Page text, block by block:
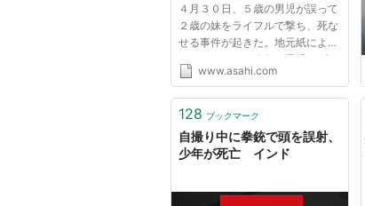
４月３０日、５歳の男児が誤って
２歳の妹をライフルで撃ち、死な
せる事件が起きた。地元紙による
と、ライフルは昨年、男児にプレ
ゼントされたものという。 米
に小学生も銃を持つことが珍しく
www.asahi.com
128 ブックマーク
自撮り中に拳銃で頭を誤射、
少年が死亡 インド